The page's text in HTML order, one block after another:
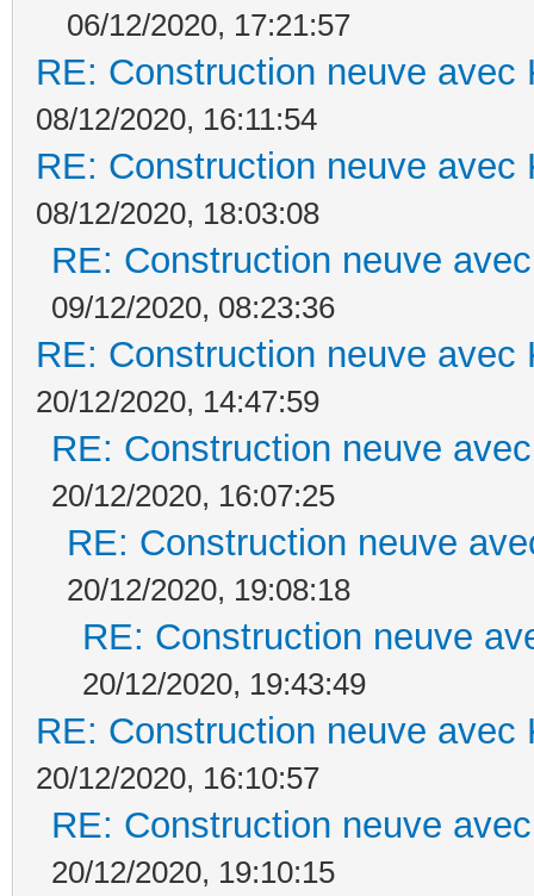
06/12/2020, 17:21:57
RE: Construction neuve avec
08/12/2020, 16:11:54
RE: Construction neuve avec
08/12/2020, 18:03:08
RE: Construction neuve
09/12/2020, 08:23:36
RE: Construction neuve avec
20/12/2020, 14:47:59
RE: Construction neuve
20/12/2020, 16:07:25
RE: Construction neuve
20/12/2020, 19:08:18
RE: Construction neuve
20/12/2020, 19:43:49
RE: Construction neuve avec
20/12/2020, 16:10:57
RE: Construction neuve
20/12/2020, 19:10:15